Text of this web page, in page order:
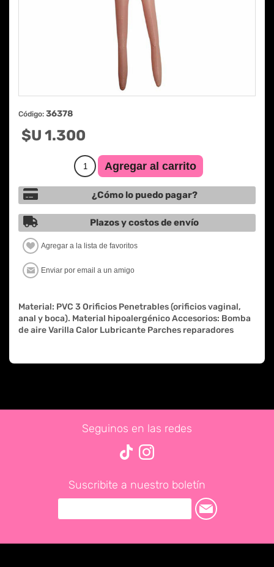
Código: 36378
$U 1.300
¿Cómo lo puedo pagar?
Plazos y costos de envío
Material: PVC 3 Orificios Penetrables (orificios vaginal,
anal y boca). Material hipoalergénico Accesorios: Bomba
de aire Varilla Calor Lubricante Parches reparadores
Seguinos en las redes
Suscribite a nuestro boletín